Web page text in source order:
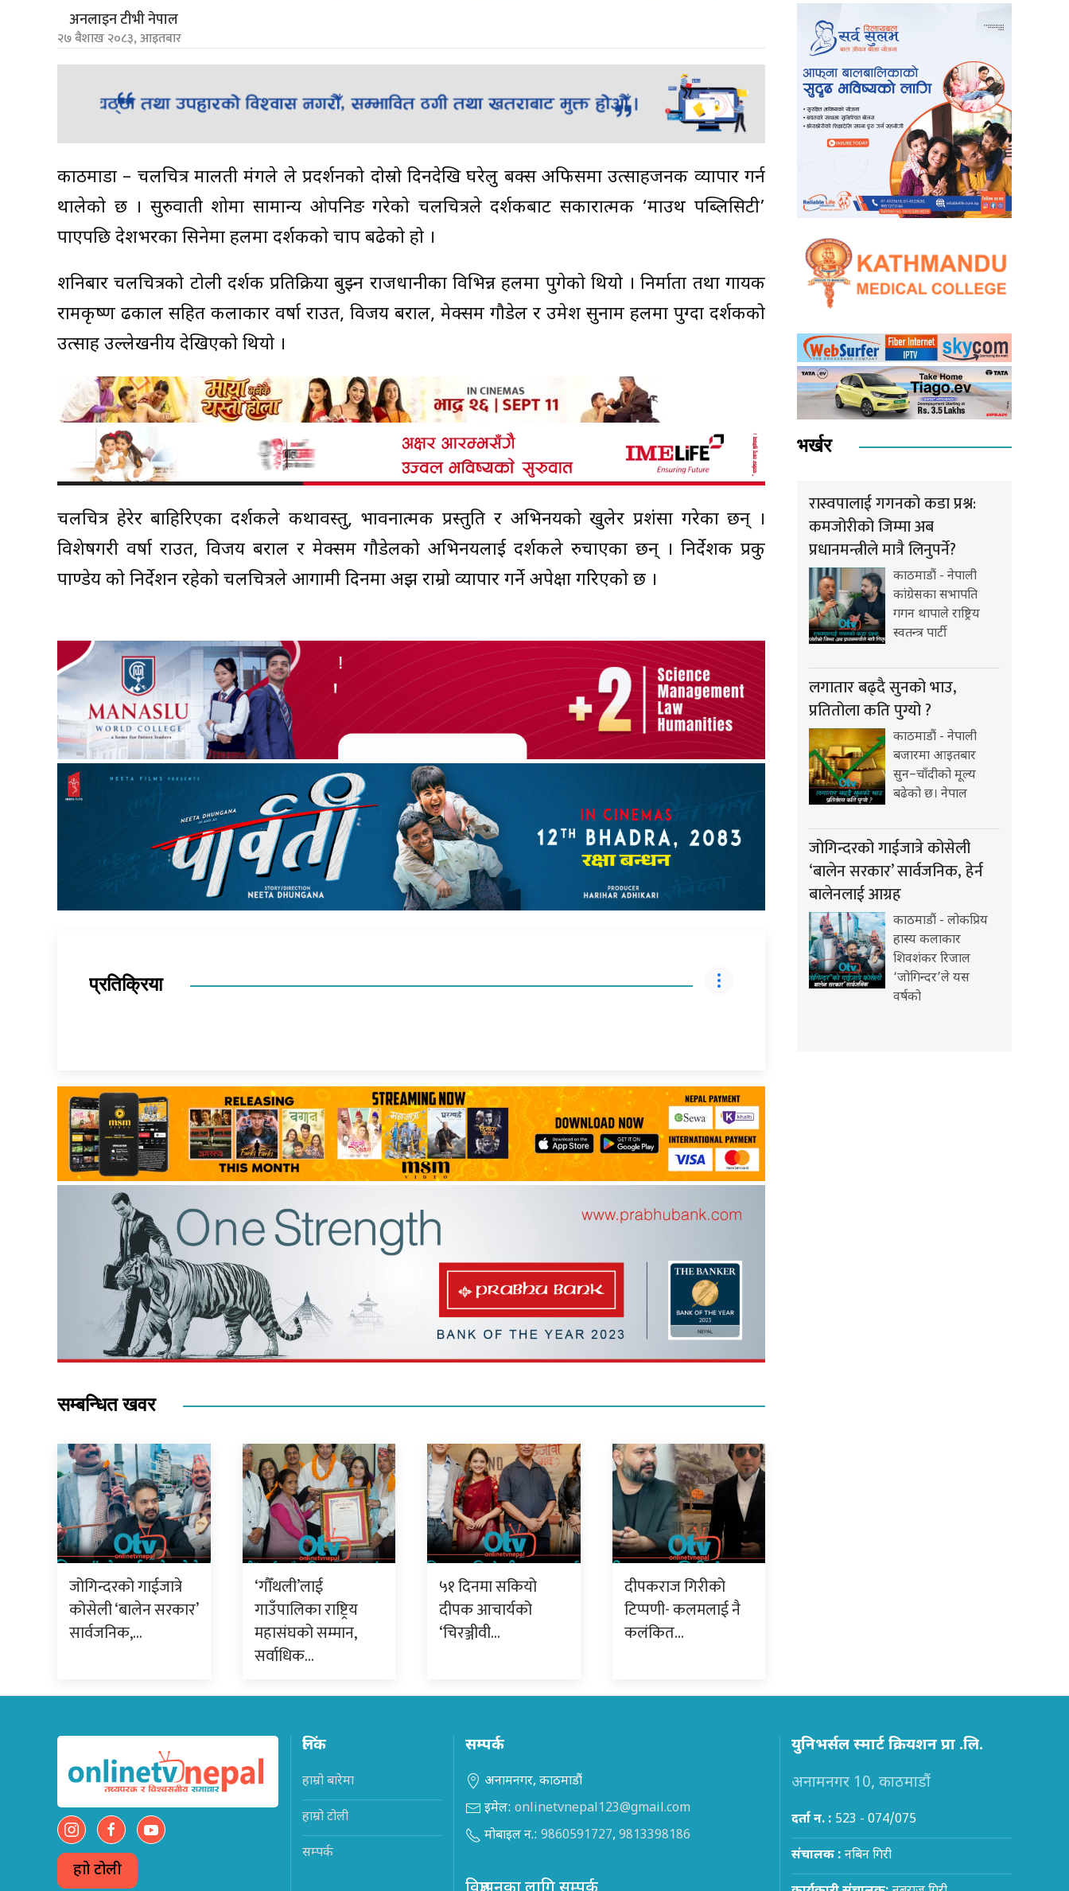
अनलाइन टीभी नेपाल
२७ बैशाख २०८३, आइतबार
काठमाडौं – चलचित्र मालती मंगले ले प्रदर्शनको दोस्रो दिनदेखि घरेलु बक्स अफिसमा उत्साहजनक व्यापार गर्न
थालेको छ । सुरुवाती शोमा सामान्य ओपनिङ गरेको चलचित्रले दर्शकबाट सकारात्मक ‘माउथ पब्लिसिटी’
पाएपछि देशभरका सिनेमा हलमा दर्शकको चाप बढेको हो ।
शनिबार चलचित्रको टोली दर्शक प्रतिक्रिया बुझ्न राजधानीका विभिन्न हलमा पुगेको थियो । निर्माता तथा गायक
रामकृष्ण ढकाल सहित कलाकार वर्षा राउत, विजय बराल, मेक्सम गौडेल र उमेश सुनाम हलमा पुग्दा दर्शकको
उत्साह उल्लेखनीय देखिएको थियो ।
चलचित्र हेरेर बाहिरिएका दर्शकले कथावस्तु, भावनात्मक प्रस्तुति र अभिनयको खुलेर प्रशंसा गरेका छन् ।
विशेषगरी वर्षा राउत, विजय बराल र मेक्सम गौडेलको अभिनयलाई दर्शकले रुचाएका छन् । निर्देशक प्रकु
पाण्डेय को निर्देशन रहेको चलचित्रले आगामी दिनमा अझ राम्रो व्यापार गर्ने अपेक्षा गरिएको छ ।
प्रतिक्रिया
सम्बन्धित खवर
जोगिन्दरको गाईजात्रे
कोसेली ‘बालेन सरकार’
सार्वजनिक,…
‘गौँथली’लाई
गाउँपालिका राष्ट्रिय
महासंघको सम्मान,
सर्वाधिक…
५१ दिनमा सकियो
दीपक आचार्यको
‘चिरञ्जीवी…
दीपकराज गिरीको
टिप्पणी- कलमलाई नै
कलंकित…
भर्खर
रास्वपालाई गगनको कडा प्रश्न:
कमजोरीको जिम्मा अब
प्रधानमन्त्रीले मात्रै लिनुपर्ने?
काठमाडौं - नेपाली
कांग्रेसका सभापति
गगन थापाले राष्ट्रिय
स्वतन्त्र पार्टी
लगातार बढ्दै सुनको भाउ,
प्रतितोला कति पुग्यो ?
काठमाडौं - नेपाली
बजारमा आइतबार
सुन–चाँदीको मूल्य
बढेको छ। नेपाल
जोगिन्दरको गाईजात्रे कोसेली
‘बालेन सरकार’ सार्वजनिक, हेर्न
बालेनलाई आग्रह
काठमाडौं - लोकप्रिय
हास्य कलाकार
शिवशंकर रिजाल
‘जोगिन्दर’ले यस
वर्षको
हाम्रो टोली
लिंक
हाम्रो बारेमा
हाम्रो टोली
सम्पर्क
सम्पर्क
अनामनगर, काठमाडौं
इमेल: onlinetvnepal123@gmail.com
मोबाइल न.: 9860591727, 9813398186
युनिभर्सल स्मार्ट क्रियशन प्रा .लि.
अनामनगर 10, काठमाडौं
दर्ता न. : 523 - 074/075
संचालक : नबिन गिरी